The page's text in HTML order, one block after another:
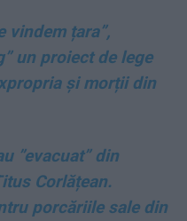
vindem țara”,
un proiect de lege
și morții din
”evacuat” din
Corlățean.
porcăriile sale din